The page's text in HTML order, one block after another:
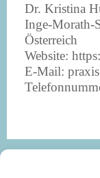
Dr. Kristina
Inge-Morath-
Österreich
Website:
E-Mail: